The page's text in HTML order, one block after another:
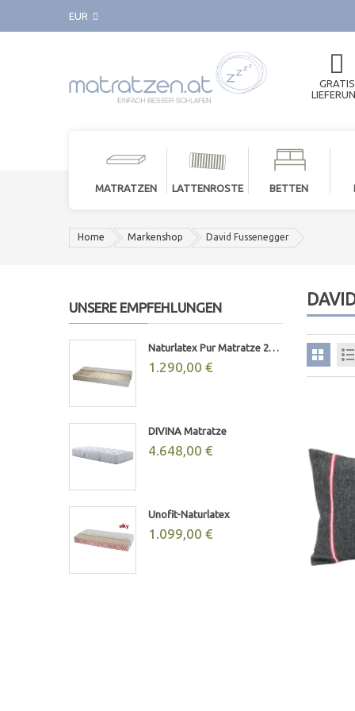
EUR
GRATIS
MATRATZEN LATTENROSTE BETTEN
Home Markenshop David Fussenegger
UNSERE EMPFEHLUNGEN
Naturlatex Pur Matratze 20cm
1.290,00 €
DIVINA Matratze
4.648,00 €
Unofit-Naturlatex
1.099,00 €